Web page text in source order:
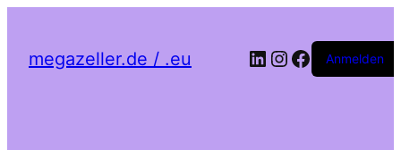
megazeller.de / .eu LinkedIn
Instagram
Facebook
Anmelden